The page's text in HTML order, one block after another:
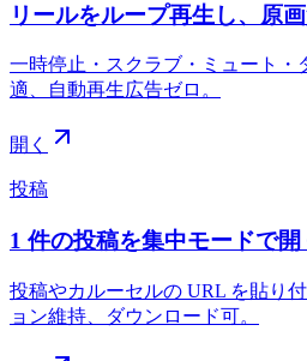
リールをループ再生し、原
一時停止・スクラブ・ミュート・
適、自動再生広告ゼロ。
開く
投稿
1 件の投稿を集中モードで開
投稿やカルーセルの URL を貼り
ョン維持、ダウンロード可。